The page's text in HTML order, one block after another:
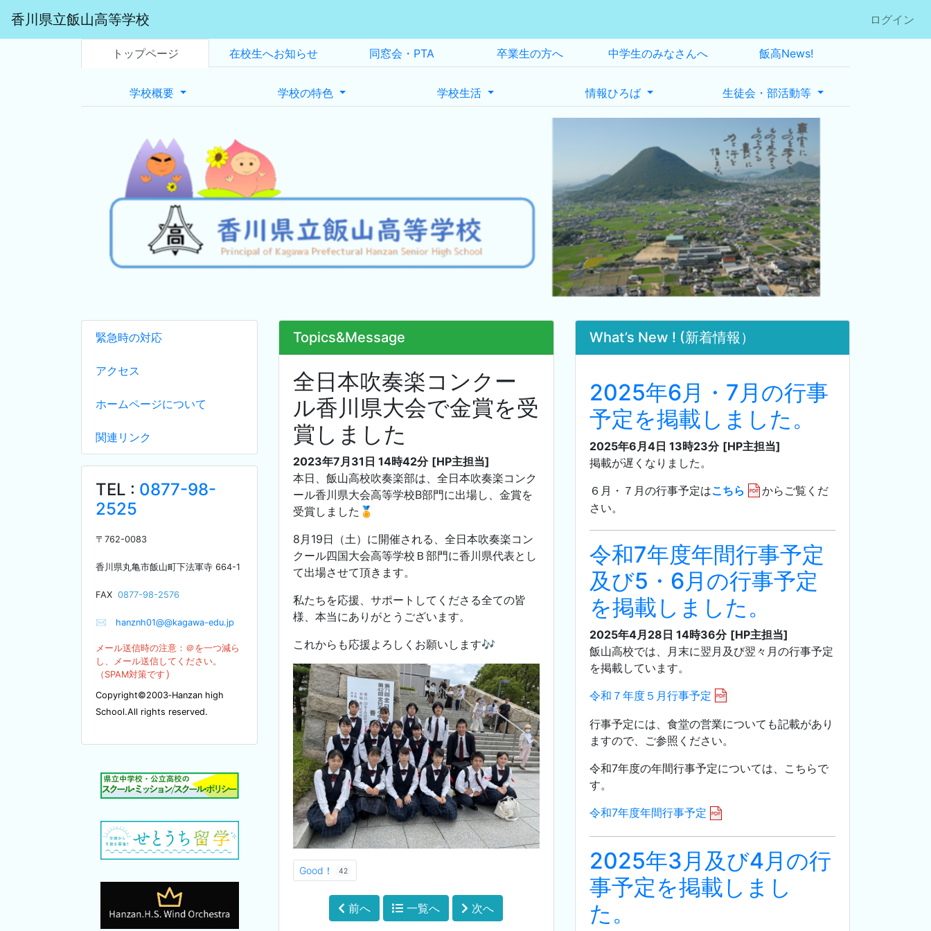
香川県立飯山高等学校 ログイン
トップページ 在校生へお知らせ 同窓会・PTA 卒業生の方へ 中学生のみなさんへ 飯高News!
学校概要 学校の特色 学校生活 情報ひろば 生徒会・部活動等
緊急時の対応
アクセス
ホームページについて
関連リンク
TEL : 0877-98-
2525
〒 762-0083
香川県丸亀市飯山町下法軍寺 664-1
FAX 0877-98-2576
✉ hanznh01@@kagawa-edu.jp
メール送信時の注意：＠を一つ減ら
し、メール送信してください。
（SPAM対策です ）
Copyright©2003‐Hanzan high
School.All rights reserved.
Topics&Message
全日本吹奏楽コンクー
ル香川県大会で金賞を受
賞しました
2023年7月31日 14時42分 [HP主担当]
本日、飯山高校吹奏楽部は、全日本吹奏楽コンク
ール香川県大会高等学校B部門に出場し、金賞を
受賞しました🏅
8月19日（土）に開催される、全日本吹奏楽コン
クール四国大会高等学校Ｂ部門に香川県代表とし
て出場させて頂きます。
私たちを応援、サポートしてくださる全ての皆
様、本当にありがとうございます。
これからも応援よろしくお願いします🎶
Good！ 42
前へ 一覧へ 次へ
What’s New ! (新着情報）
2025年6月・7月の行事
予定を掲載しました。
2025年6月4日 13時23分 [HP主担当]
掲載が遅くなりました。
６月・７月の行事予定はこちら
からご覧くだ
さい。
令和7年度年間行事予定
及び5・6月の行事予定
を掲載しました。
2025年4月28日 14時36分 [HP主担当]
飯山高校では、月末に翌月及び翌々月の行事予定
を掲載しています。
令和７年度５月行事予定
行事予定には、食堂の営業についても記載があり
ますので、ご参照ください。
令和7年度の年間行事予定については、こちらで
す。
令和7年度年間行事予定
2025年3月及び4月の行
事予定を掲載しまし
た。